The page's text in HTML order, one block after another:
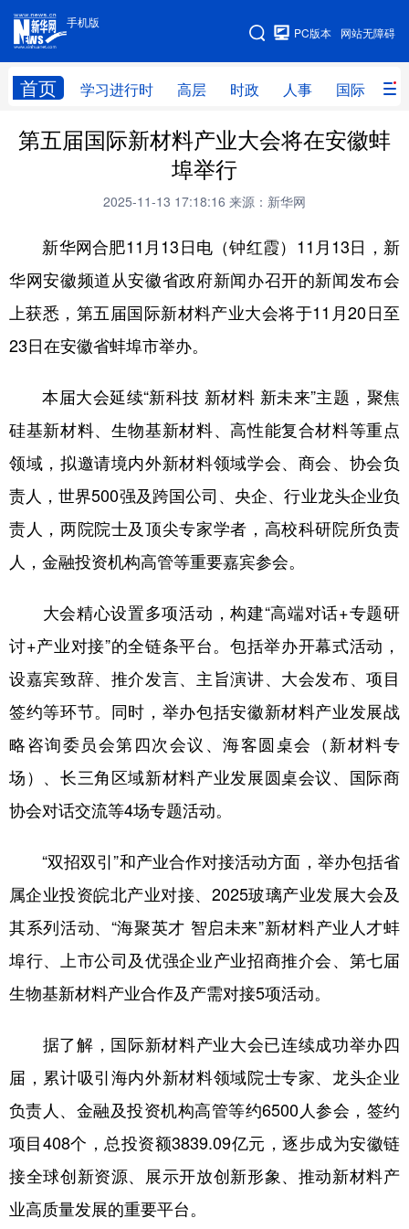
手机版
网站无障碍
PC版本
首页 学习进行时 高层 时政 人事 国际 财
手机版
网站地图
学习进行时 高层 时政 人事
全球连线
科技 科创 量子 体育
文化 书画 健康 军事
食品 人居 信息化 数字经济
学术中国 乡村振兴 银龄 溯源中国
彩票 娱乐 时尚 悦读
公益 一带一路 亚太网
地方频道
北京 天津 河北 山西
辽宁 吉林 上海 江苏
浙江 安徽 福建 江西
山东 河南
广东 广西 海南 重庆
四川 贵州 云南 西藏
陕西 甘肃 青海 宁夏
多语种频道
English Español Français عربى
Deutsch Português
第五届国际新材料产业大会将在安徽蚌
埠举行
2025-11-13 17:18:16 来源：新华网
新华网合肥11月13日电（钟红霞）11月13日，新
华网安徽频道从安徽省政府新闻办召开的新闻发布会
上获悉，第五届国际新材料产业大会将于11月20日至
23日在安徽省蚌埠市举办。
本届大会延续“新科技 新材料 新未来”主题，聚焦
硅基新材料、生物基新材料、高性能复合材料等重点
领域，拟邀请境内外新材料领域学会、商会、协会负
责人，世界500强及跨国公司、央企、行业龙头企业负
责人，两院院士及顶尖专家学者，高校科研院所负责
人，金融投资机构高管等重要嘉宾参会。
大会精心设置多项活动，构建“高端对话+专题研
讨+产业对接”的全链条平台。包括举办开幕式活动，
设嘉宾致辞、推介发言、主旨演讲、大会发布、项目
签约等环节。同时，举办包括安徽新材料产业发展战
略咨询委员会第四次会议、海客圆桌会（新材料专
场）、长三角区域新材料产业发展圆桌会议、国际商
协会对话交流等4场专题活动。
“双招双引”和产业合作对接活动方面，举办包括省
属企业投资皖北产业对接、2025玻璃产业发展大会及
其系列活动、“海聚英才 智启未来”新材料产业人才蚌
埠行、上市公司及优强企业产业招商推介会、第七届
生物基新材料产业合作及产需对接5项活动。
据了解，国际新材料产业大会已连续成功举办四
届，累计吸引海内外新材料领域院士专家、龙头企业
负责人、金融及投资机构高管等约6500人参会，签约
项目408个，总投资额3839.09亿元，逐步成为安徽链
接全球创新资源、展示开放创新形象、推动新材料产
业高质量发展的重要平台。